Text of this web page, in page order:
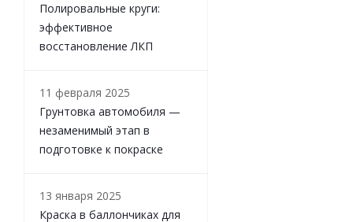
Полировальные круги:
эффективное
восстановление ЛКП
11 февраля 2025
Грунтовка автомобиля —
незаменимый этап в
подготовке к покраске
13 января 2025
Краска в баллончиках для